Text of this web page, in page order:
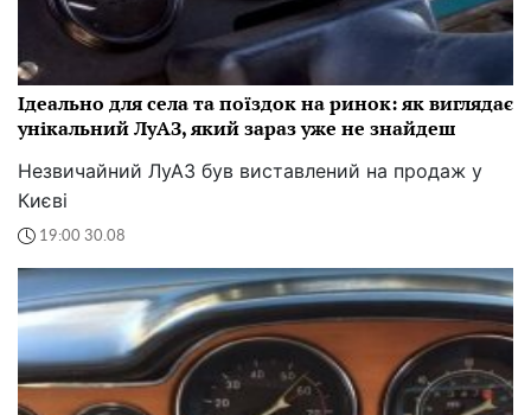
Ідеально для села та поїздок на ринок: як виглядає
унікальний ЛуАЗ, який зараз уже не знайдеш
Незвичайний ЛуАЗ був виставлений на продаж у
Києві
19:00 30.08